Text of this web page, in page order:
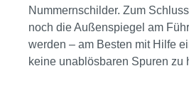
Nummernschilder. Zum
noch die Außenspiegel am
werden – am Besten mit Hilfe
keine unablösbaren Spuren zu